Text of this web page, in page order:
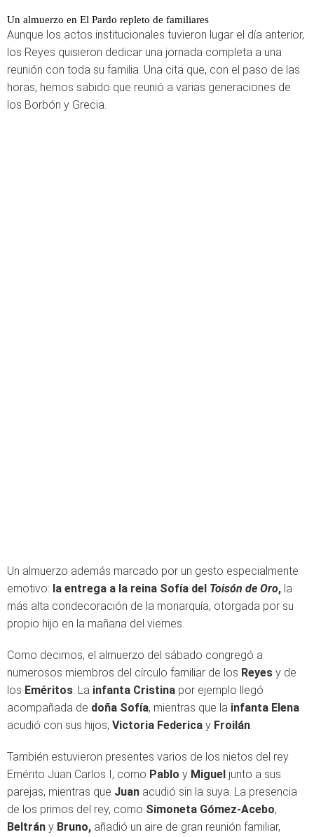
Un almuerzo en El Pardo repleto de familiares
Aunque los actos institucionales tuvieron lugar el día anterior,
los Reyes quisieron dedicar una jornada completa a una
reunión con toda su familia. Una cita que, con el paso de las
horas, hemos sabido que reunió a varias generaciones de
los Borbón y Grecia.
Un almuerzo además marcado por un gesto especialmente
emotivo: la entrega a la reina Sofía del Toisón de Oro, la
más alta condecoración de la monarquía, otorgada por su
propio hijo en la mañana del viernes.
Como decimos, el almuerzo del sábado congregó a
numerosos miembros del círculo familiar de los Reyes y de
los Eméritos. La infanta Cristina por ejemplo llegó
acompañada de doña Sofía, mientras que la infanta Elena
acudió con sus hijos, Victoria Federica y Froilán.
También estuvieron presentes varios de los nietos del rey
Emérito Juan Carlos I, como Pablo y Miguel junto a sus
parejas, mientras que Juan acudió sin la suya. La presencia
de los primos del rey, como Simoneta Gómez-Acebo,
Beltrán y Bruno, añadió un aire de gran reunión familiar,